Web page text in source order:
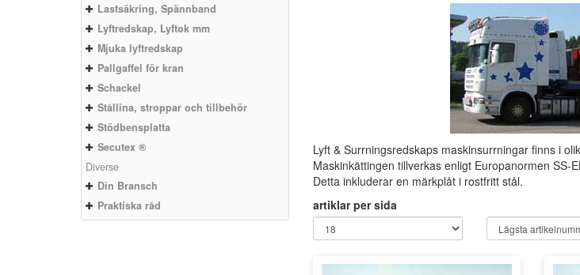
Lastsäkring, Spännband
Lyftredskap, Lyftok mm
Mjuka lyftredskap
Pallgaffel för kran
Schackel
Stållina, stroppar och tillbehör
Stödbensplatta
Secutex ®
Diverse
Din Bransch
Praktiska råd
Lyft & Surrningsredskaps maskinsurrningar finns i
Maskinkättingen tillverkas enligt Europanormen SS-
Detta inkluderar en märkplåt i rostfritt stål.
artiklar per sida